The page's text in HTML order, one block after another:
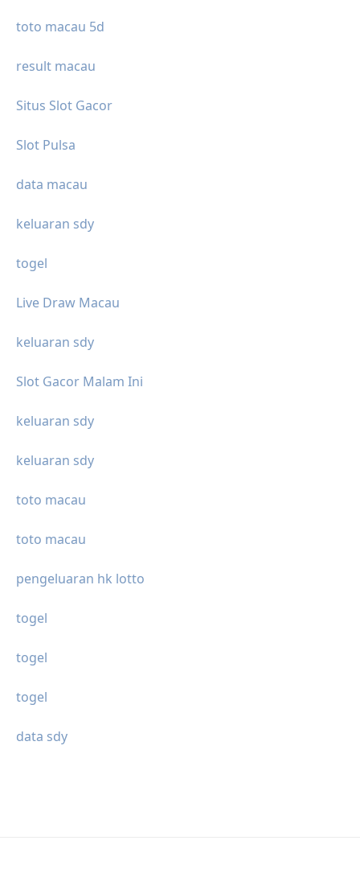
toto macau 5d
result macau
Situs Slot Gacor
Slot Pulsa
data macau
keluaran sdy
togel
Live Draw Macau
keluaran sdy
Slot Gacor Malam Ini
keluaran sdy
keluaran sdy
toto macau
toto macau
pengeluaran hk lotto
togel
togel
togel
data sdy